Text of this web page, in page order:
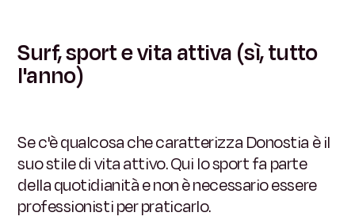
Surf, sport e vita attiva (sì, tutto
l'anno)
Se c'è qualcosa che caratterizza Donostia è il
suo stile di vita attivo. Qui lo sport fa parte
della quotidianità e non è necessario essere
professionisti per praticarlo.